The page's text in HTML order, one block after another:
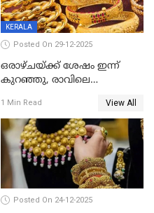
KERALA
Posted On 29-12-2025
ഒരാഴ്ചയ്ക്ക് ശേഷം ഇന്ന്
കുറഞ്ഞു, രാവിലെ
ഇടിവ്
1 Min Read View All
Posted On 24-12-2025